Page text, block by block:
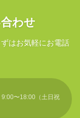
わせ
はお気軽にお電話
9:00〜18:00（土日祝